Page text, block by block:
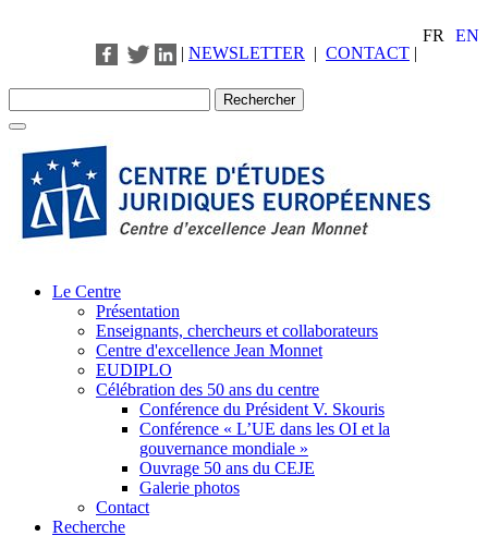
FR
EN
| NEWSLETTER | CONTACT |
Le Centre
Présentation
Enseignants, chercheurs et collaborateurs
Centre d'excellence Jean Monnet
EUDIPLO
Célébration des 50 ans du centre
Conférence du Président V. Skouris
Conférence « L’UE dans les OI et la
gouvernance mondiale »
Ouvrage 50 ans du CEJE
Galerie photos
Contact
Recherche